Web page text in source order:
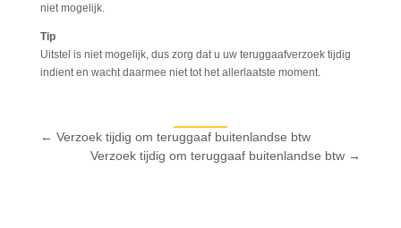
niet mogelijk.
Tip
Uitstel is niet mogelijk, dus zorg dat u uw teruggaafverzoek tijdig
indient en wacht daarmee niet tot het allerlaatste moment.
← Verzoek tijdig om teruggaaf buitenlandse btw
Verzoek tijdig om teruggaaf buitenlandse btw →